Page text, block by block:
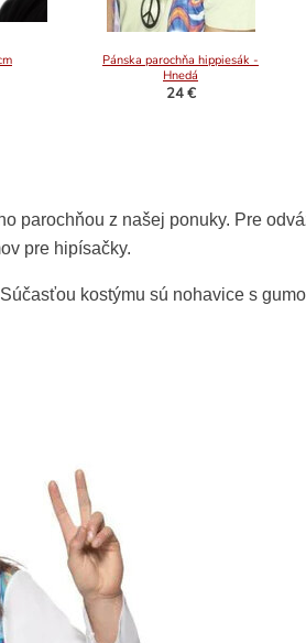
Pánska parochňa hippiesák -
Hnedá
24 €
parochňou z našej ponuky. Pre
pre hipísačky.
kostýmu sú nohavice s